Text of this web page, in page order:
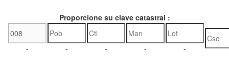
Proporcione su clave catastral :
- - - - -